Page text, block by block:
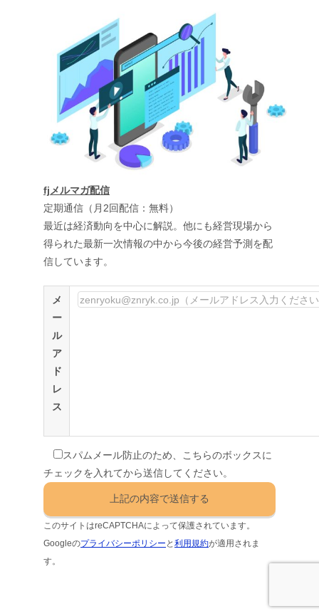
fjメルマガ配信
定期通信（月2回配信：無料）
最近は経済動向を中心に解説。他にも経営現場から
得られた最新一次情報の中から今後の経営予測を配
信しています。
メ
ー
ル
ア
ド
レ
ス
スパムメール防止のため、こちらのボックスに
チェックを入れてから送信してください。
このサイトはreCAPTCHAによって保護されています。
Googleのプライバシーポリシー と利用規約が適用されま
す。